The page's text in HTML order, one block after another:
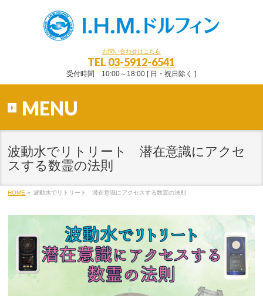
お問い合わせはこちら
TEL 03-5912-6541
受付時間 10:00～18:00 [ 日・祝日除く ]
MENU
波動水でリトリート 潜在意識にアクセ
スする数霊の法則
HOME » 波動水でリトリート 潜在意識にアクセスする数霊の法則